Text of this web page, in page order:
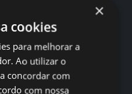
×
cookies
para melhorar a
Ao utilizar o
concordar com
com nossa